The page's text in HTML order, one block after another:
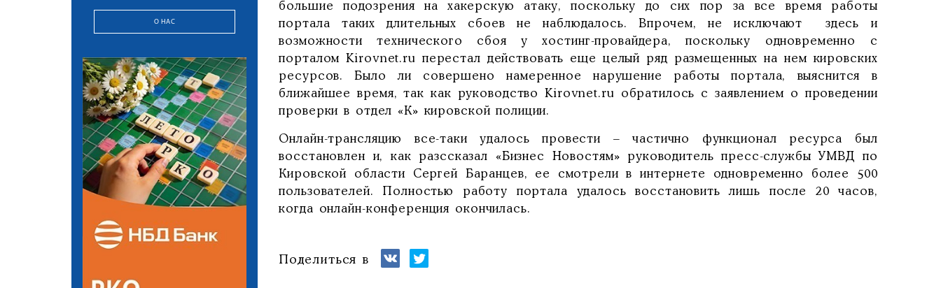
О НАС
большие подозрения на хакерскую атаку, поскольку до сих пор за все время работы
портала таких длительных сбоев не наблюдалось. Впрочем, не исключают здесь и
возможности технического сбоя у хостинг-провайдера, поскольку одновременно с
порталом Kirovnet.ru перестал действовать еще целый ряд размещенных на нем кировских
ресурсов. Было ли совершено намеренное нарушение работы портала, выяснится в
ближайшее время, так как руководство Kirovnet.ru обратилось с заявлением о проведении
проверки в отдел «К» кировской полиции.
Онлайн-трансляцию все-таки удалось провести – частично функционал ресурса был
восстановлен и, как разссказал «Бизнес Новостям» руководитель пресс-службы УМВД по
Кировской области Сергей Баранцев, ее смотрели в интернете одновременно более 500
пользователей. Полностью работу портала удалось восстановить лишь после 20 часов,
когда онлайн-конференция окончилась.
Поделиться в